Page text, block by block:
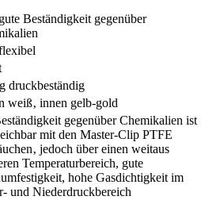
Beständigkeit gegenüber
druckbeständig
weiß‚ innen gelb-gold
gegenüber Chemikalien ist
mit den Master-Clip PTFE
jedoch über einen weitaus
Temperaturbereich, gute
hohe Gasdichtigkeit im
und Niederdruckbereich